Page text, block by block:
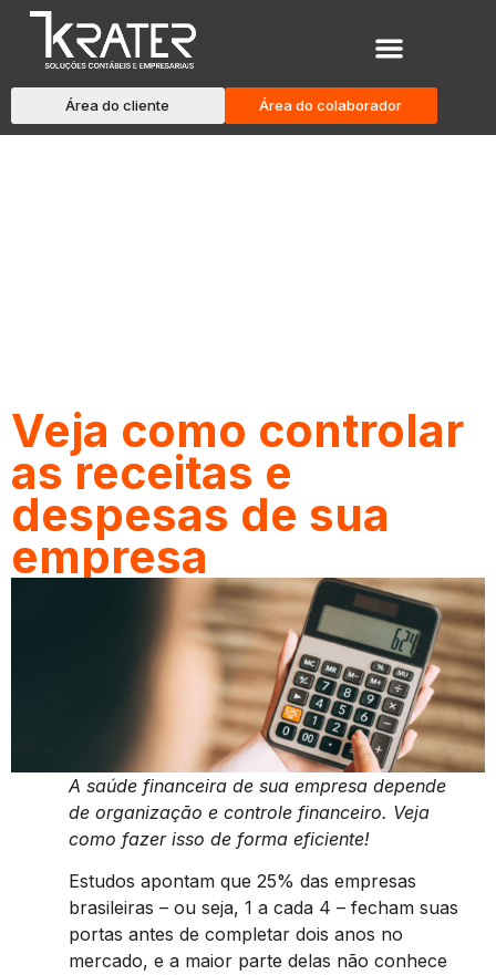
Área do cliente Área do colaborador
Veja como controlar
as receitas e
despesas de sua
empresa
A saúde financeira de sua empresa depende
de organização e controle financeiro. Veja
como fazer isso de forma eficiente!
Estudos apontam que 25% das empresas
brasileiras – ou seja, 1 a cada 4 – fecham suas
portas antes de completar dois anos no
mercado, e a maior parte delas não conhece